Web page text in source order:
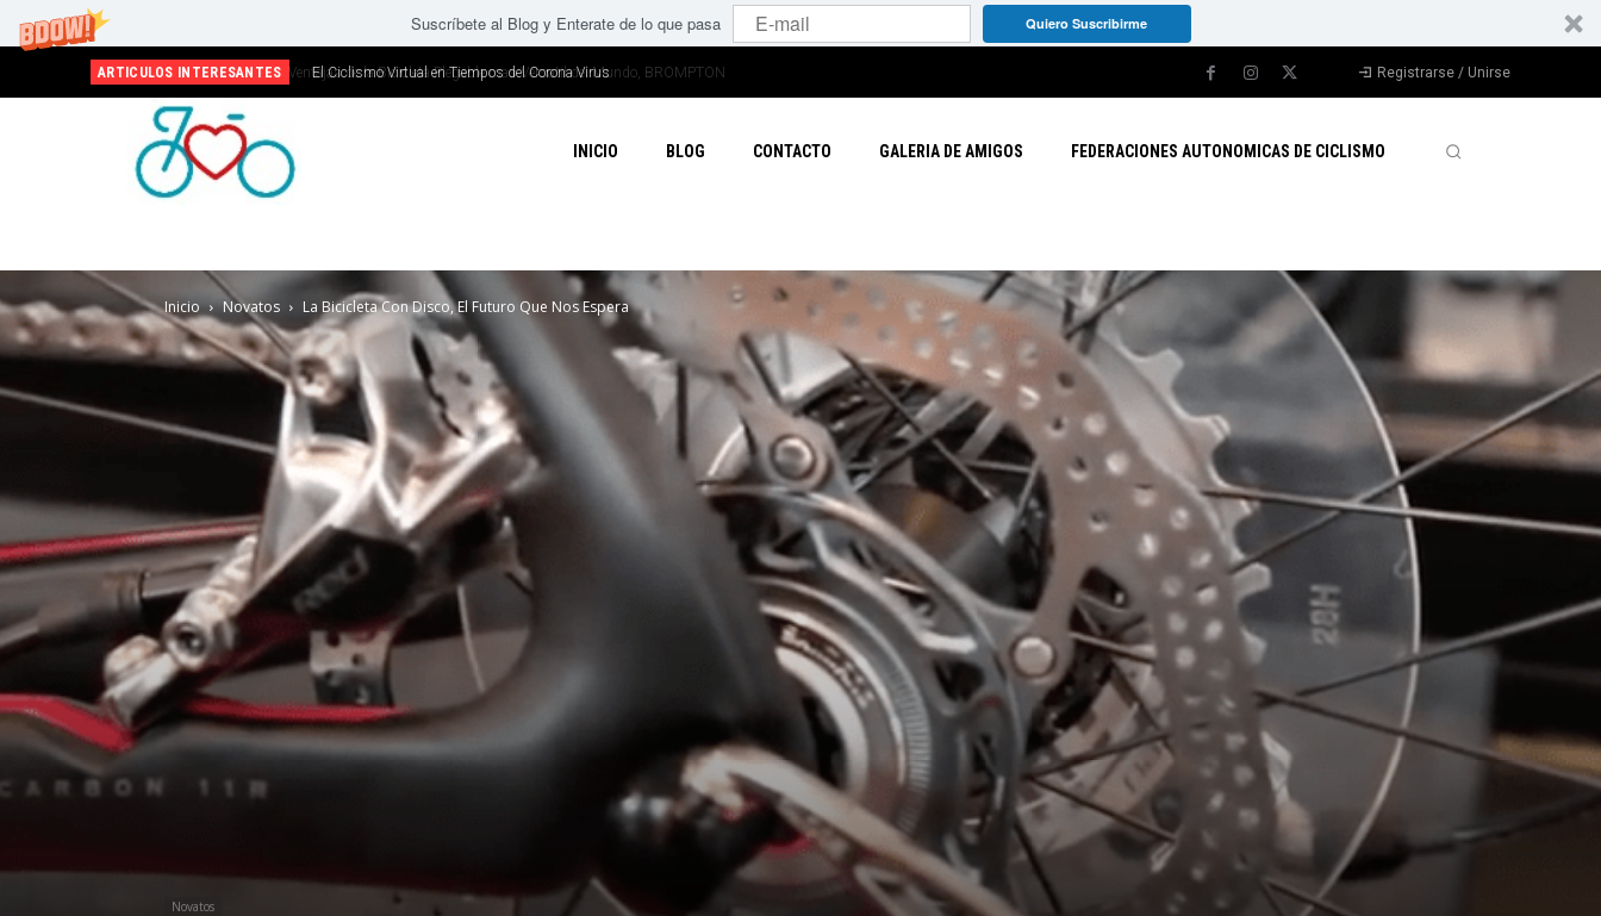
Suscríbete al Blog y Enterate de lo que pasa Quiero Suscribirme
ARTICULOS INTERESANTES El Ciclismo Virtual en Tiempos del Corona Virus Registrarse / Unirse
INICIO BLOG CONTACTO GALERIA DE AMIGOS FEDERACIONES AUTONOMICAS DE CICLISMO
Inicio Novatos La Bicicleta Con Disco, El Futuro Que Nos Espera
Novatos